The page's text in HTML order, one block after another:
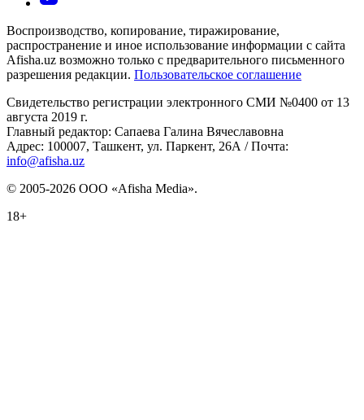
Воспроизводство, копирование, тиражирование,
распространение и иное использование информации с сайта
Afisha.uz возможно только с предварительного письменного
разрешения редакции. Пользовательское соглашение
Свидетельство регистрации электронного СМИ №0400 от 13
августа 2019 г.
Главный редактор: Сапаева Галина Вячеславовна
Адрес: 100007, Ташкент, ул. Паркент, 26А / Почта:
info@afisha.uz
© 2005-2026 ООО «Afisha Media».
18+